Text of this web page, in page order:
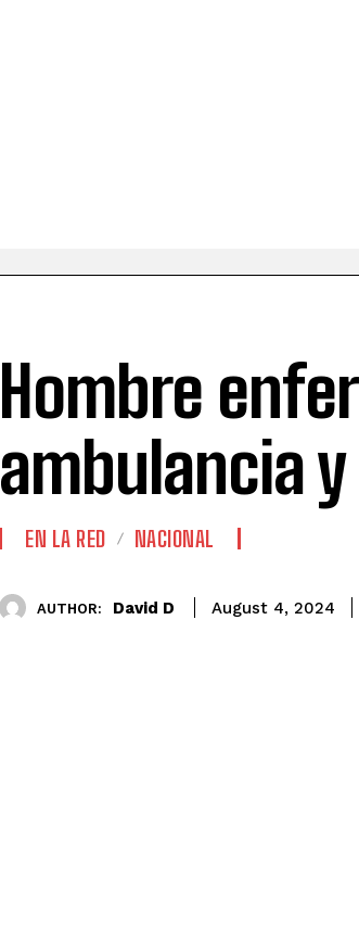
Hombre
ambulancia
EN LA RED NACIONAL
AUTHOR: David D August 4, 2024